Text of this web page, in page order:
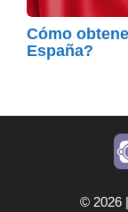
Cómo
España?
© 2026